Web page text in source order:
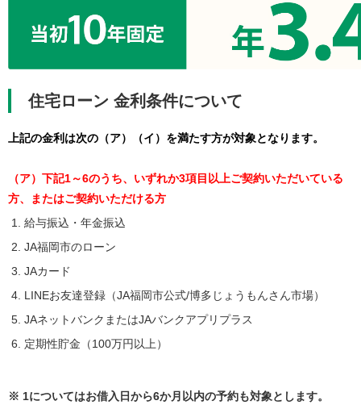
住宅ローン 金利条件について
上記の金利は次の（ア）（イ）を満たす方が対象となります。
（ア）下記1～6のうち、いずれか3項目以上ご契約いただいている
方、またはご契約いただける方
給与振込・年金振込
JA福岡市のローン
JAカード
LINEお友達登録（JA福岡市公式/博多じょうもんさん市場）
JAネットバンクまたはJAバンクアプリプラス
定期性貯金（100万円以上）
※ 1についてはお借入日から6か月以内の予約も対象とします。